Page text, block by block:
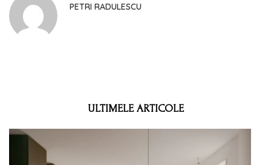
PETRI RADULESCU
ULTIMELE ARTICOLE